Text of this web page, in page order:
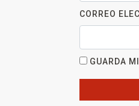
CORREO
GUARDA